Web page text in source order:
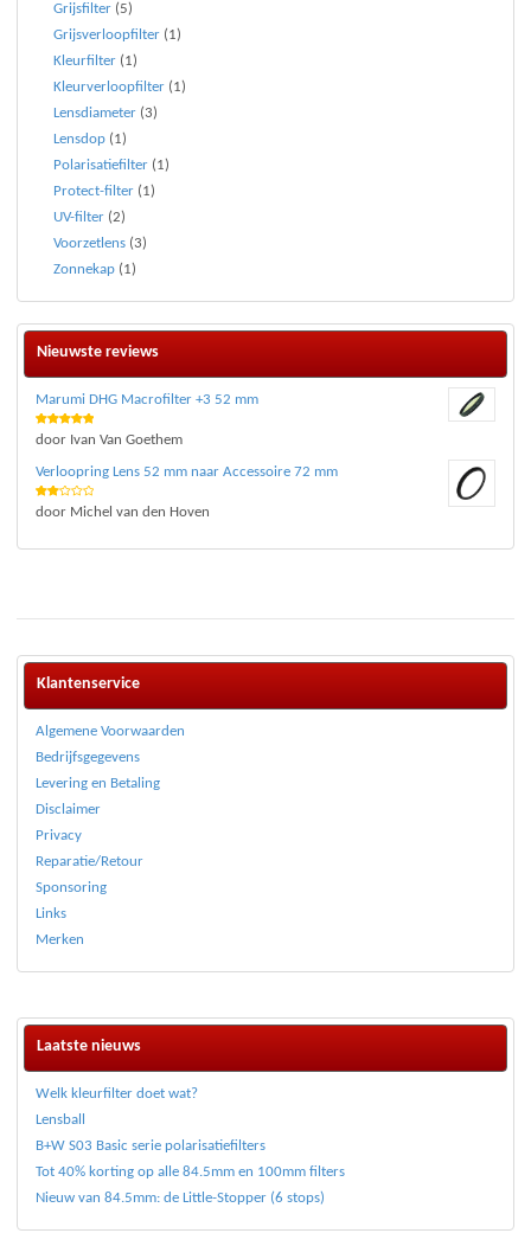
Grijsfilter (5)
Grijsverloopfilter (1)
Kleurfilter (1)
Kleurverloopfilter (1)
Lensdiameter (3)
Lensdop (1)
Polarisatiefilter (1)
Protect-filter (1)
UV-filter (2)
Voorzetlens (3)
Zonnekap (1)
Nieuwste reviews
Marumi DHG Macrofilter +3 52 mm
Waardering
door Ivan Van Goethem
Verloopring Lens 52 mm naar Accessoire 72 mm
Waar
deri
door Michel van den Hoven
Klantenservice
Algemene Voorwaarden
Bedrijfsgegevens
Levering en Betaling
Disclaimer
Privacy
Reparatie/Retour
Sponsoring
Links
Merken
Laatste nieuws
Welk kleurfilter doet wat?
Lensball
B+W S03 Basic serie polarisatiefilters
Tot 40% korting op alle 84.5mm en 100mm filters
Nieuw van 84.5mm: de Little-Stopper (6 stops)